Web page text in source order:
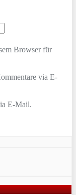
Browser für
via E-
E-Mail.